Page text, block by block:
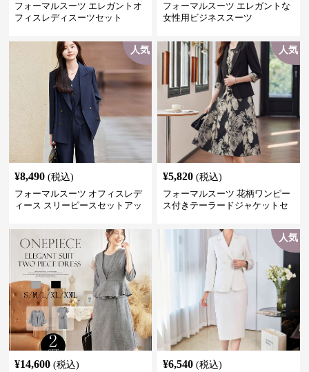
フォーマルスーツ エレガントオ
フィスレディスーツセット
フォーマルスーツ エレガントな
女性用ビジネススーツ
人気
¥8,490 (税込)
フォーマルスーツ オフィスレデ
ィース スリーピースセットアッ
人気
¥5,820 (税込)
フォーマルスーツ 花柄ワンピー
ス付きテーラードジャケットセ
¥14,600 (税込)
人気
¥6,540 (税込)